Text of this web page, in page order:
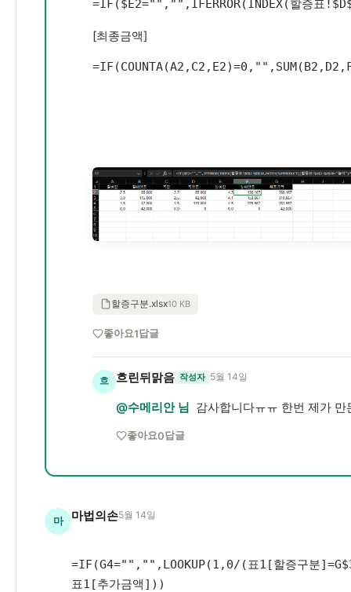
=IF ( $E2="" , "" , IFERROR( INDEX( 할증표
[최종금액]
=IF(COUNTA(A2 , C2 , E2)=0 , "" , SUM(B2 , D2 ,
할증구분.xlsx10 KB
좋아요1답글
흐 흐린뒤맑음 작성자 5월 14일
@수메리안 님 감사합니다ㅠㅠ 한번 제가
좋아요0답글
마 마법의손5월 14일
=IF(G4="","",LOOKUP(1,0/(표1[할증구분
표1[추가금액]))